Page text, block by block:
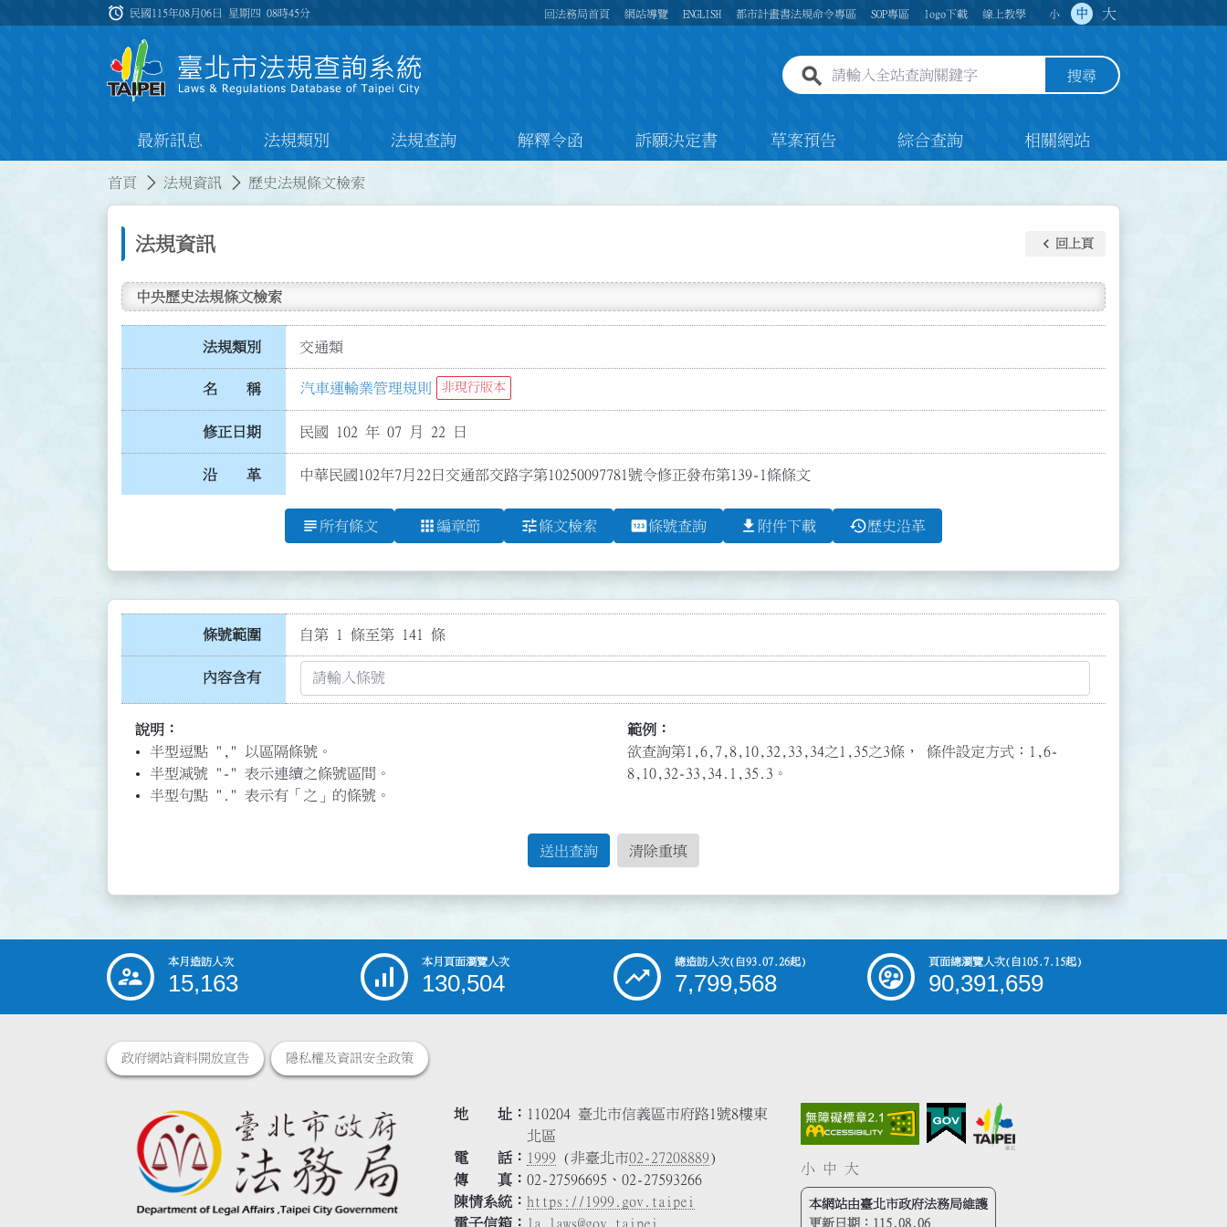
:::
alarm 民國115年08月06日 星期四08時45分 回法務局首頁 網站導覽 ENGLISH 都市計畫書法規命令專區 SOP專區 logo下載 線上教學 小 中 大
全站查詢關鍵字欄位 搜尋
最新訊息 法規類別 法規查詢 解釋令函 訴願決定書 草案預告 綜合查詢 相關網站
首頁 法規資訊 歷史法規條文檢索
法規資訊 keyboard_arrow_left 回上頁
中央歷史法規條文檢索
法規類別 交通類
名 稱 汽車運輸業管理規則 非現行版本
修正日期 民國 102 年 07 月 22 日
沿 革 中華民國102年7月22日交通部交路字第10250097781號令修正發布第139-1條條文
subject 所有條文 apps 編章節 tune條文檢索 pin條號查詢 file_download 附件下載 history歷史沿革
條號範圍 自第 1 條至第 141 條
內容含有
說明：
半型逗點 "," 以區隔條號。
半型減號 "-" 表示連續之條號區間。
半型句點 "." 表示有「之」的條號。
範例：
欲查詢第1,6,7,8,10,32,33,34之1,35之3條， 條件設定方式：1,6-
8,10,32-33,34.1,35.3。
送出查詢 清除重填
::: 本月造訪人次
15,163
本月頁面瀏覽人次
130,504
總造訪人次(自93.07.26起)
7,799,568
頁面總瀏覽人次(自105.7.15起)
90,391,659
政府網站資料開放宣告 隱私權及資訊安全政策
地 址
110204 臺北市信義區市府路1號8樓東
北區
電 話
1999 (非臺北市02-27208889)
傳 真
02-27596695、02-27593266
陳情系統
https://1999.gov.taipei
電子信箱
la_laws@gov.taipei
小 中 大
本網站由臺北市政府法務局維護
更新日期： 115.08.06